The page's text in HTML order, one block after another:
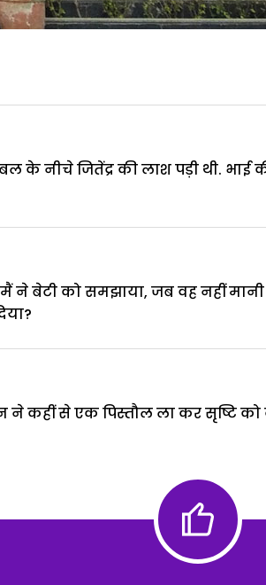
के नीचे जितेंद्र की लाश पड़ी थी.
ने बेटी को समझाया, जब वह नहीं मानी
कहीं से एक पिस्तौल ला कर सृष्टि को